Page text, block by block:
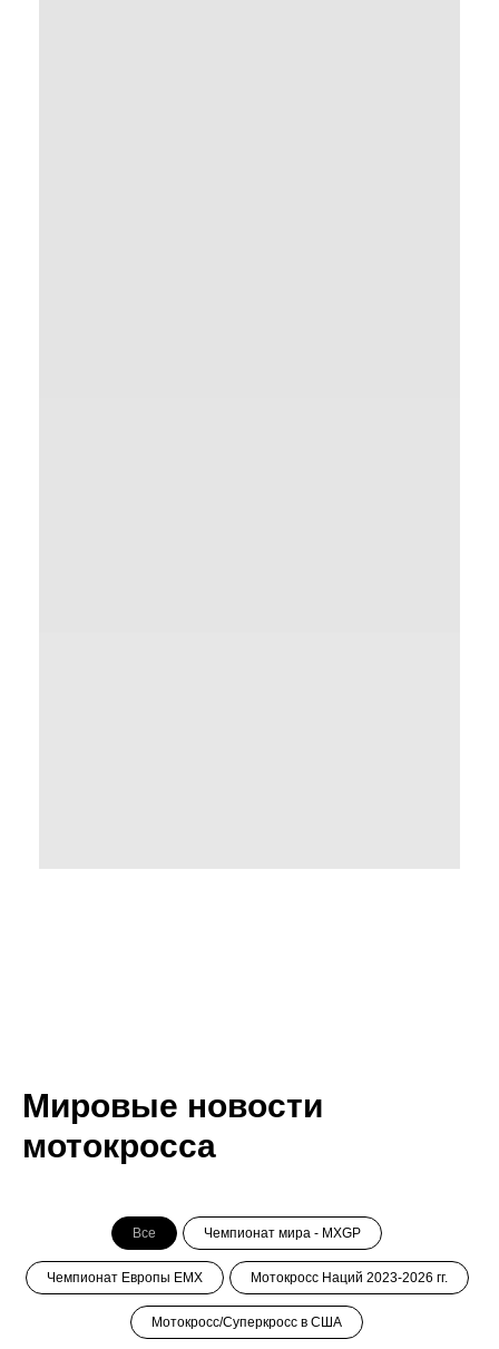
Мировые новости
мотокросса
Все Чемпионат мира - MXGP
Чемпионат Европы ЕМХ Мотокросс Наций 2023-2026 гг.
Мотокросс/Суперкросс в США